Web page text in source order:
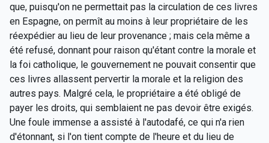
que, puisqu'on ne permettait pas la circulation de ces livres
en Espagne, on permît au moins à leur propriétaire de les
réexpédier au lieu de leur provenance ; mais cela même a
été refusé, donnant pour raison qu'étant contre la morale et
la foi catholique, le gouvernement ne pouvait consentir que
ces livres allassent pervertir la morale et la religion des
autres pays. Malgré cela, le propriétaire a été obligé de
payer les droits, qui semblaient ne pas devoir être exigés.
Une foule immense a assisté à l'autodafé, ce qui n'a rien
d'étonnant, si l'on tient compte de l'heure et du lieu de